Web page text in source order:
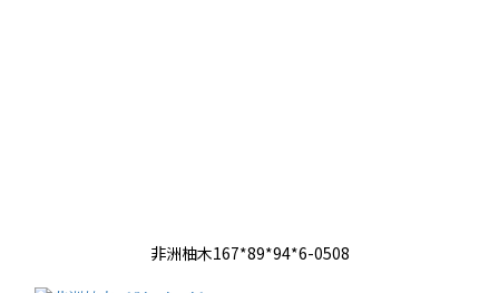
非洲柚木167*89*94*6-0508